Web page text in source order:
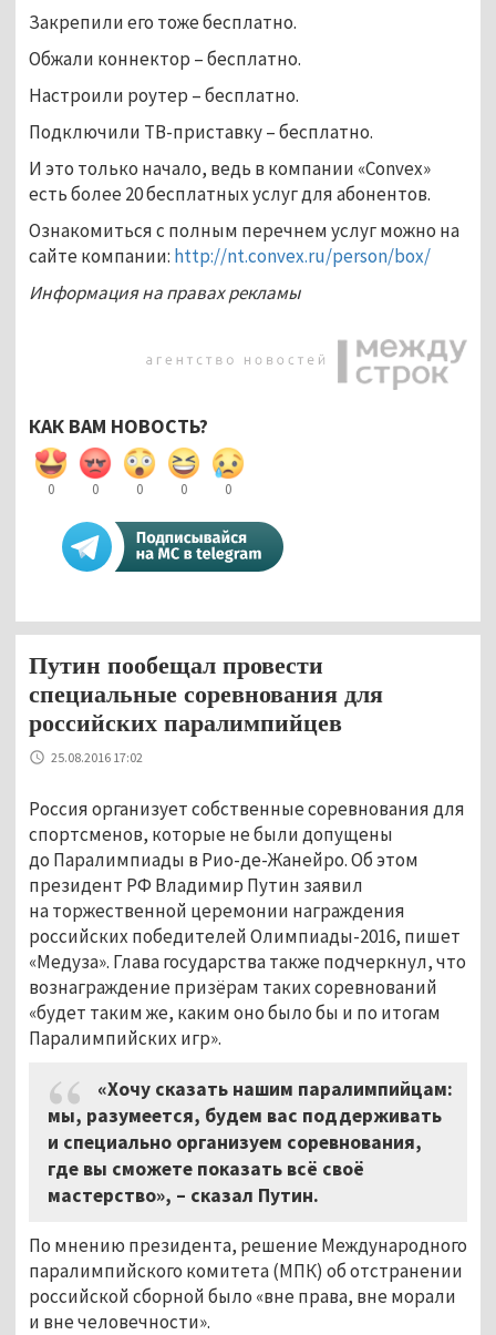
Закрепили его тоже бесплатно.
Обжали коннектор – бесплатно.
Настроили роутер – бесплатно.
Подключили ТВ-приставку – бесплатно.
И это только начало, ведь в компании «Convex»
есть более 20 бесплатных услуг для абонентов.
Ознакомиться с полным перечнем услуг можно на
сайте компании: http://nt.convex.ru/person/box/
Информация на правах рекламы
КАК ВАМ НОВОСТЬ?
0 0 0 0 0
Путин пообещал провести
специальные соревнования для
российских паралимпийцев
25.08.2016 17:02
Россия организует собственные соревнования для
спортсменов, которые не были допущены
до Паралимпиады в Рио-де-Жанейро. Об этом
президент РФ Владимир Путин заявил
на торжественной церемонии награждения
российских победителей Олимпиады-2016, пишет
«Медуза». Глава государства также подчеркнул, что
вознаграждение призёрам таких соревнований
«будет таким же, каким оно было бы и по итогам
Паралимпийских игр».
«Хочу сказать нашим паралимпийцам:
мы, разумеется, будем вас поддерживать
и специально организуем соревнования,
где вы сможете показать всё своё
мастерство», – сказал Путин.
По мнению президента, решение Международного
паралимпийского комитета (МПК) об отстранении
российской сборной было «вне права, вне морали
и вне человечности».